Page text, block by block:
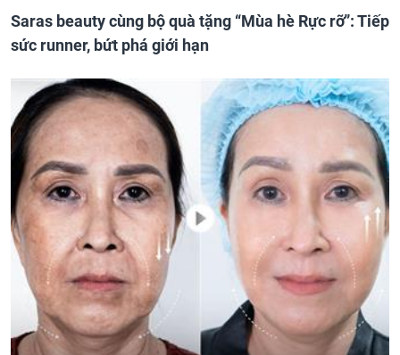
Saras beauty cùng bộ quà tặng “Mùa hè Rực rỡ”: Tiếp
sức runner, bứt phá giới hạn